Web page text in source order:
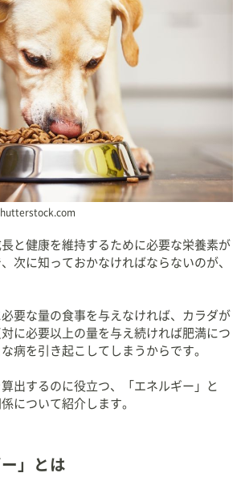
と健康を維持するために必要な栄養素が
次に知っておかなければならないのが、
要な量の食事を与えなければ、カラダが
に必要以上の量を与え続ければ肥満につ
病を引き起こしてしまうからです。
出するのに役立つ、「エネルギー」と
について紹介します。
ー」とは